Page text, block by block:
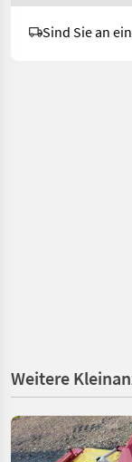
Sind Sie an
Weitere